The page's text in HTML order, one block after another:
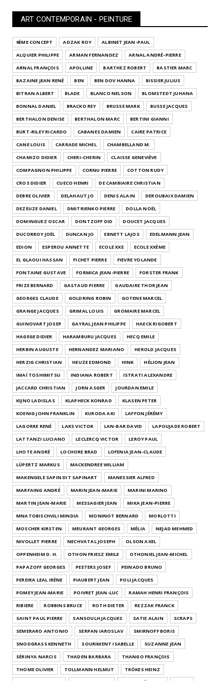
ART CONTEMPORAIN - PEINTURE
9ÈME CONCEPT ADZAK ROY
ALBINET JEAN-PAUL
ALQUIER PHILIPPE
ARMAN FERNANDEZ
ARNAL ANDRÉ-PIERRE
ARNAL FRANÇOIS
APOLLINE BARTHEZ ROBERT
BASTIER MARC
BAZAINE JEAN RENÉ
BEN BEN DOV HANNA
BISSIER JULIUS
BITRAN ALBERT
BLADE BLANCO NELSON
BLOMSTEDT JUHANA
BONNAL DANIEL
BRACKO REY BRUSSE MARK
BUSSE JACQUES
BERTHALON DENISE
BERTHALON MARC
BERTINI GIANNI
BURT-RILEY RICARDO
CABANES DAMIEN
CAIRE PATRICE
CANE LOUIS
CARRADE MICHEL
CHAMBELLAND M.
CHAMIZO DIDIER
CHERI-CHERIN
CLAISSE GENEVIÈVE
COMPAGNON PHILIPPE
CORNU PIERRE
COTTON RUDY
CROS DIDIER
CUECO HENRI
DE CAMBIAIRE CHRISTIAN
DEBRE OLIVIER
DELAHAUT JO DENIS ALAIN
DEROUBAIX DAMIEN
DEZEUZE DANIEL
DMITRIENKO PIERRE
DOLLA NOËL
DOMINGUEZ OSCAR
DONTZOFF DID
DOUCET JACQUES
DUCORROY JOËL
DUNCAN JO EBNETT LAJOS
EDELMANN JEAN
EDION
ESPEROU ANNETTE ECOLE XXE
ECOLE XXÈME
EL GLAOUI HASSAN
FICHET PIERRE
FIEVRE YOLANDE
FONTAINE GUSTAVE
FORMICA JEAN-PIERRE
FORSTER FRANK
FRIZE BERNARD
GASTAUD PIERRE
GAUDAIRE THOR JEAN
GEORGES CLAUDE
GOLDRING ROBIN
GOTENE MARCEL
GRANGE JACQUES
GRIMAL LOUIS
GROMAIRE MARCEL
GUINOVART JOSEP
GAYRAL JEAN PHILIPPE
HAECK RIGOBERT
HAGEGE DIDIER
HARAMBURU JACQUES
HECQ EMILE
HERBIN AUGUSTE
HERNANDEZ MARIANO
HEROLD JACQUES
HERZIG CHRISTIAN
HEUZE EDMOND HINK
HÉLION JEAN
IMAÏ TOSHIMITSU
INDIANA ROBERT
ISTRATI ALEXANDRE
JACCARD CHRISTIAN
JORN ASGER
JOURDAN EMILE
KIJNO LADISLAS
KLAPHECK KONRAD
KLASEN PETER
KOENIG JOHN FRANKLIN
KURODA AKI
LAFFON JÉRÉMY
LAGORRE RENÉ
LAKS VICTOR LAN-BAR DAVID
LAPOUJADE ROBERT
LATTANZI LUCIANO
LECLERCQ VICTOR
LEROY PAUL
LHOTE ANDRÉ
LOCHORE BRAD
LOFENIA JEAN-CLAUDE
LÜPERTZ MARKUS
MACKENDREE WILLIAM
MAKENGELE SAPIN DIT SAPINART
MANESSIER ALFRED
MARFAING ANDRÉ
MARIN JEAN-MARIE
MARINI MARINO
MARTIN JEAN-MARIE
MESSAGIER JEAN
MIKA JEAN-PIERRE
MNATOBISCHVILI MINDIA
MONINOT BERNARD
MORLOTTI
MOSCHER KIRSTEN
MEURANT GEORGES MÉLIA
NEJAD MEHMED
NIVOLLET PIERRE
NECHVATAL JOSEPH
OLSON AXEL
OPPENHEIM D. H.
OTHON FRIESZ EMILE
OTHONIEL JEAN-MICHEL
PAPAZOFF GEORGES
PEETERS JOSEF
PEINADO BRUNO
PEREIRA LEAL IRÈNE
PIAUBERT JEAN
POLI JACQUES
POMEY JEAN-MARIE
POIVRET JEAN-LUC
RAMAH HENRI FRANÇOIS
RIBIERE
ROBBINS BRUCE ROTH DIETER
REZZAK FRANCK
SAINT PAUL PIERRE
SANSOULH JACQUES SATIE ALAIN
SCRAPS
SEMERARO ANTONIO
SERPAN IAROSLAV
SMIRNOFF BORIS
SNODGRASS KENNETH
SOURIMENT ISABELLE
SUZANNE JEAN
SÉRINYA NARCIS
THADEN BARBARA
THANGO FRANÇOIS
THOME OLIVIER
TOLLMANN HELMUT
TRÖKES HEINZ